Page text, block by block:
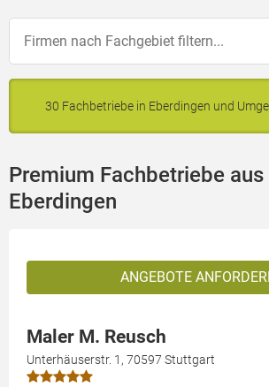
30 Fachbetriebe in Eberdingen und
Premium Fachbetriebe aus
Eberdingen
ANGEBOTE
Maler M. Reusch
Unterhäuserstr. 1, 70597 Stuttgart